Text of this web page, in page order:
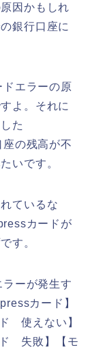
因かもしれ
銀行口座に
エラーの原
よ。それに
た
の残高が不
いです。
ているな
カードが
す。
ーが発生す
カード】
使えない】
ド 失敗】【モ